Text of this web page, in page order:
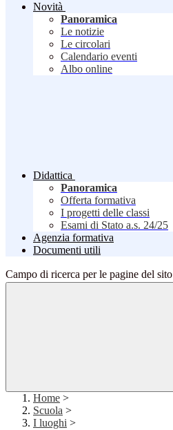
Novità
Panoramica
Le notizie
Le circolari
Calendario eventi
Albo online
Didattica
Panoramica
Offerta formativa
I progetti delle classi
Esami di Stato a.s. 24/25
Agenzia formativa
Documenti utili
Campo di ricerca per le pagine del sito
Home >
Scuola >
I luoghi >